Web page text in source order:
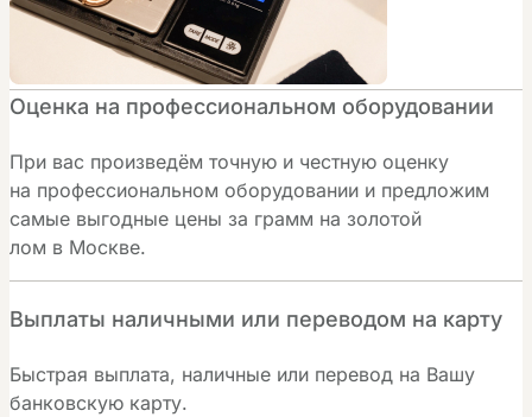
Оценка на профессиональном оборудовании
При вас произведём точную и честную оценку
на профессиональном оборудовании и предложим
самые выгодные цены за грамм на золотой
лом в Москве.
Выплаты наличными или переводом на карту
Быстрая выплата, наличные или перевод на Вашу
банковскую карту.